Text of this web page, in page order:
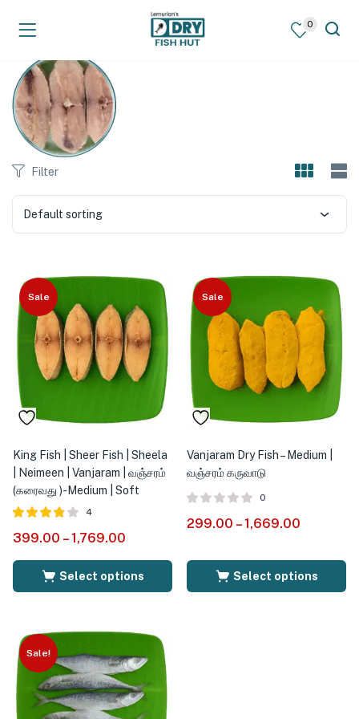
0
Filter
Default sorting
Sale
King Fish | Sheer Fish | Sheela
| Neimeen | Vanjaram | வஞ்சரம்
(கரைவது )-Medium | Soft
3.75
4
399.00 – 1,769.00
Select options
Sale
Vanjaram Dry Fish – Medium |
வஞ்சரம் கருவாடு
0
299.00 – 1,669.00
Select options
Sale!